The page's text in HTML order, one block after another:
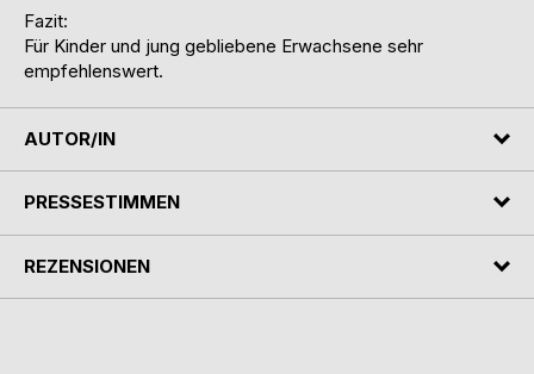
Fazit:
Für Kinder und jung gebliebene Erwachsene sehr
empfehlenswert.
AUTOR/IN
PRESSESTIMMEN
REZENSIONEN